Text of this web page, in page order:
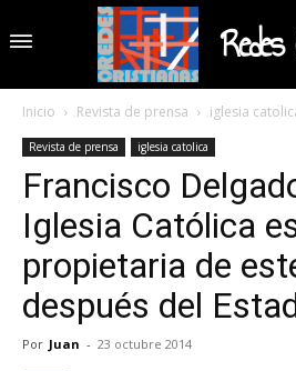
Inicio Revista de prensa iglesia
Revista de prensa iglesia catolica
Francisco
Iglesia Católica
propietaria de
después del
Por Juan - 23 octubre 2014